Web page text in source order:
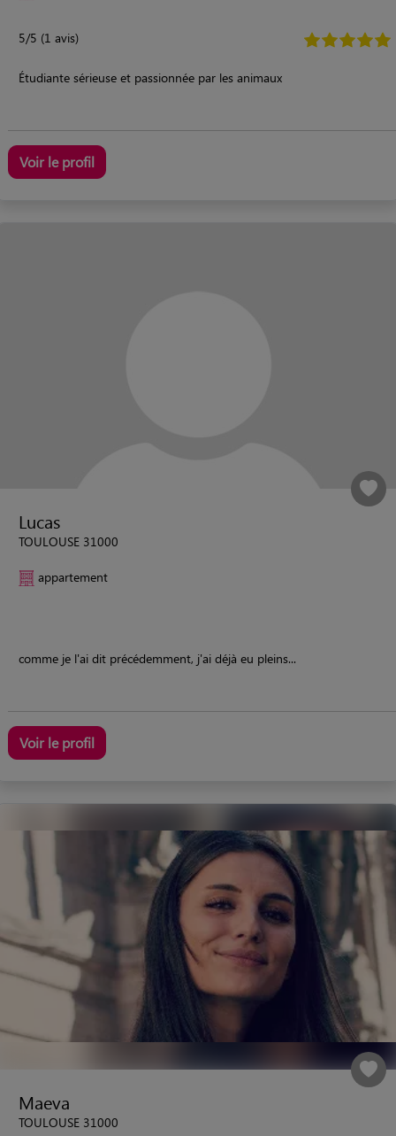
5/5 (1 avis)
Étudiante sérieuse et passionnée par les animaux
Voir le profil
Lucas
TOULOUSE 31000
appartement
comme je l'ai dit précédemment, j'ai déjà eu pleins...
Voir le profil
Maeva
TOULOUSE 31000